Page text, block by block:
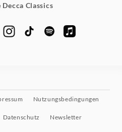
Decca Classics
Nutzungsbedingungen
Datenschutz Newsletter